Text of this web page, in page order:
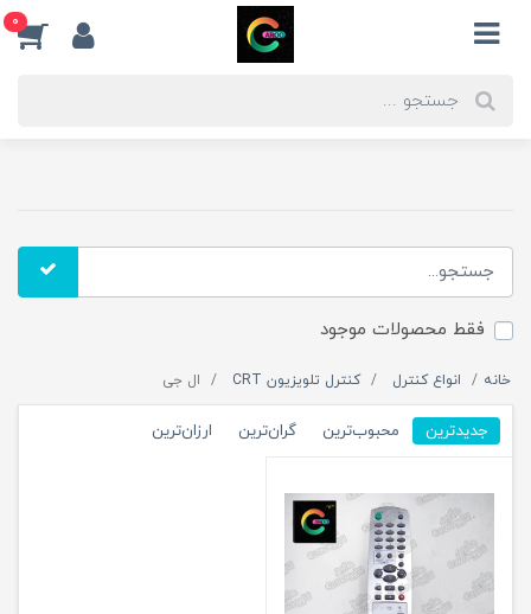
0
فقط محصولات موجود
خانه انواع کنترل کنترل تلویزیون CRT ال جی
جدیدترین محبوب‌ترین گران‌ترین ارزان‌ترین